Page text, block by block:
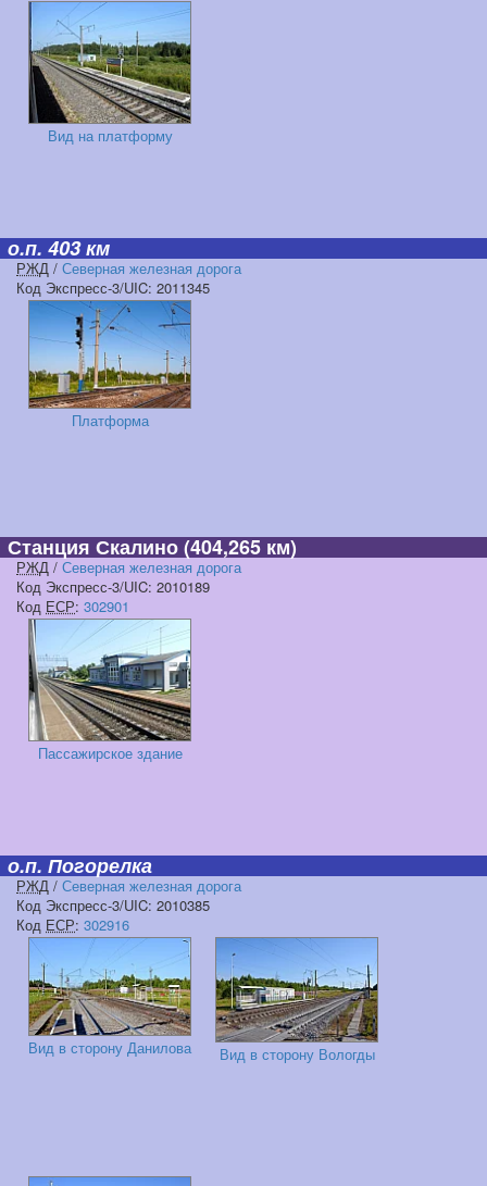
Вид на платформу
о.п. 403 км
РЖД / Северная железная дорога
Код Экспресс-3/UIC: 2011345
Платформа
Станция Скалино(404,265 км)
РЖД / Северная железная дорога
Код Экспресс-3/UIC: 2010189
Код ЕСР: 302901
Пассажирское здание
о.п. Погорелка
РЖД / Северная железная дорога
Код Экспресс-3/UIC: 2010385
Код ЕСР: 302916
Вид в сторону Данилова Вид в сторону Вологды